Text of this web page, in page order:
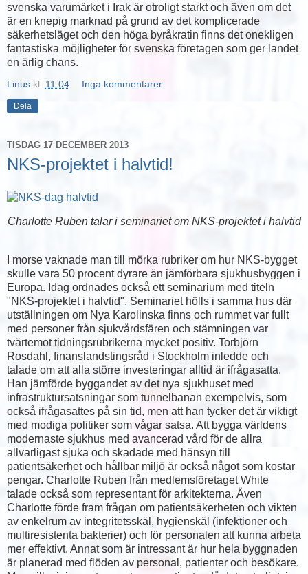
svenska varumärket i Irak är otroligt starkt och även om det
är en knepig marknad på grund av det komplicerade
säkerhetsläget och den höga byråkratin finns det onekligen
fantastiska möjligheter för svenska företagen som ger landet
en ärlig chans.
Linus kl. 11:04 Inga kommentarer:
Dela
TISDAG 17 DECEMBER 2013
NKS-projektet i halvtid!
Charlotte Ruben talar i seminariet om NKS-projektet i halvtid
I morse vaknade man till mörka rubriker om hur NKS-bygget
skulle vara 50 procent dyrare än jämförbara sjukhusbyggen i
Europa. Idag ordnades också ett seminarium med titeln
"NKS-projektet i halvtid". Seminariet hölls i samma hus där
utställningen om Nya Karolinska finns och rummet var fullt
med personer från sjukvårdsfären och stämningen var
tvärtemot tidningsrubrikerna mycket positiv. Torbjörn
Rosdahl, finanslandstingsråd i Stockholm inledde och
talade om att alla större investeringar alltid är ifrågasatta.
Han jämförde byggandet av det nya sjukhuset med
infrastruktursatsningar som tunnelbanan exempelvis, som
också ifrågasattes på sin tid, men att han tycker det är viktigt
med modiga politiker som vågar satsa. Att bygga världens
modernaste sjukhus med avancerad vård för de allra
allvarligast sjuka och skadade med hänsyn till
patientsäkerhet och hållbar miljö är också något som kostar
pengar. Charlotte Ruben från medlemsföretaget White
talade också som representant för arkitekterna. Även
Charlotte förde fram frågan om patientsäkerheten och vikten
av enkelrum av integritetsskäl, hygienskäl (infektioner och
multiresistenta bakterier) och för personalen att kunna arbeta
mer effektivt. Annat som är intressant är hur hela byggnaden
är planerad med flöden av personal, patienter och besökare.